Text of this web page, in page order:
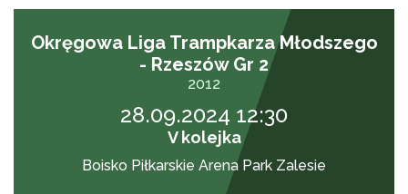
Okręgowa Liga Trampkarza Młodszego
- Rzeszów Gr 2
2012
28.09.2024 12:30
V kolejka
Boisko Piłkarskie Arena Park Zalesie